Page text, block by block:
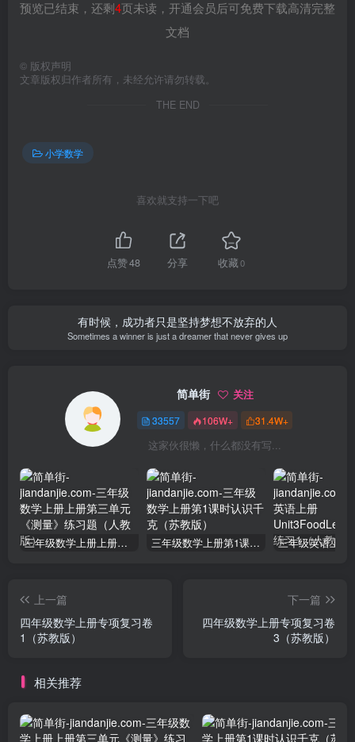
预览已结束，还剩4页未读，开通会员后可免费下载高清完整
文档
© 版权声明
文章版权归作者所有，未经允许请勿转载。
THE END
小学数学
喜欢就支持一下吧
点赞48 分享 收藏0
有时候，成功者只是坚持梦想不放弃的人
Sometimes a winner is just a dreamer that never gives up
简单街 关注
33557 106W+ 31.4W+
这家伙很懒，什么都没有写...
三年级数学上册上册第三单元《测量》练习题（人教版） 三年级数学上册第1课时认识千克（苏教版）
上一篇
四年级数学上册专项复习卷
1（苏教版）
下一篇
四年级数学上册专项复习卷
3（苏教版）
相关推荐